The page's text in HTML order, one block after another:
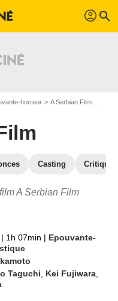
profil search
horreur A Serbian Film
Casting
A Serbian Film
| 1h 07min | Epouvante-
Taguchi Kei Fujiwara